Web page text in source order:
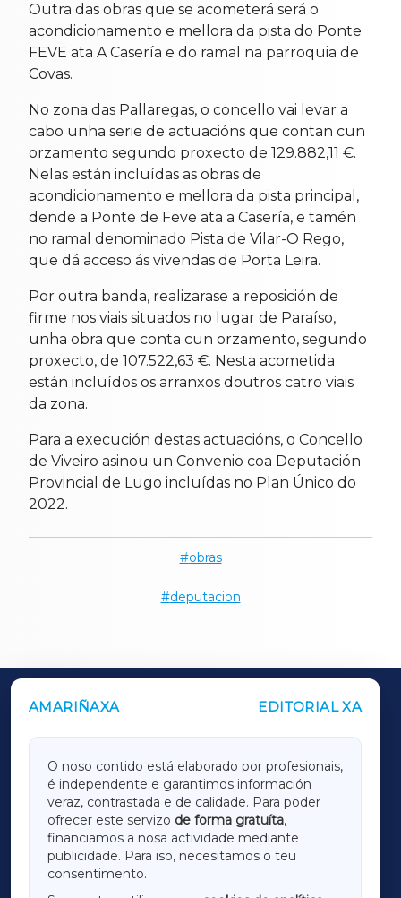
Outra das obras que se acometerá será o
acondicionamento e mellora da pista do Ponte
FEVE ata A Casería e do ramal na parroquia de
Covas.
No zona das Pallaregas, o concello vai levar a
cabo unha serie de actuacións que contan cun
orzamento segundo proxecto de 129.882,11 €.
Nelas están incluídas as obras de
acondicionamento e mellora da pista principal,
dende a Ponte de Feve ata a Casería, e tamén
no ramal denominado Pista de Vilar-O Rego,
que dá acceso ás vivendas de Porta Leira.
Por outra banda, realizarase a reposición de
firme nos viais situados no lugar de Paraíso,
unha obra que conta cun orzamento, segundo
proxecto, de 107.522,63 €. Nesta acometida
están incluídos os arranxos doutros catro viais
da zona.
Para a execución destas actuacións, o Concello
de Viveiro asinou un Convenio coa Deputación
Provincial de Lugo incluídas no Plan Único do
2022.
obras
deputacion
AMARIÑAXA EDITORIAL XA
O noso contido está elaborado por profesionais,
é independente e garantimos información
veraz, contrastada e de calidade. Para poder
ofrecer este servizo de forma gratuíta,
financiamos a nosa actividade mediante
publicidade. Para iso, necesitamos o teu
consentimento.
OUTROS PERIÓDICOS
LUGOXA
TERRACHAXA